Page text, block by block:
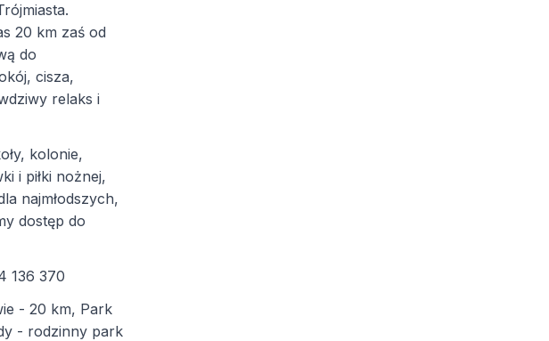
20 km zaś od
do
cisza,
relaks i
kolonie,
i piłki nożnej,
najmłodszych,
dostęp do
136 370
- 20 km, Park
- rodzinny park